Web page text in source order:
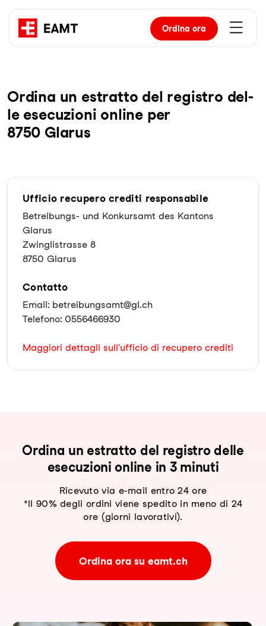
Ordina ora
Or­di­na un es­trat­to del re­gis­tro del­
le ese­cu­zio­ni on­line per
8750 Glarus
Ufficio recupero crediti responsabile
Betreibungs- und Konkursamt des Kantons
Glarus
Zwinglistrasse 8
8750 Glarus
Contatto
Email: betreibungsamt@gl.ch
Telefono: 0556466930
Maggiori dettagli sull'ufficio di recupero crediti
Ordina un estratto del registro delle
esecuzioni online in 3 minuti
Ricevuto via e-mail entro 24 ore
*Il 90% degli ordini viene spedito in meno di 24
ore (giorni lavorativi).
Ordina ora su eamt.ch